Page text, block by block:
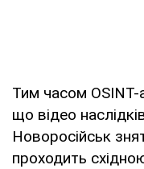
Тим часом OSINT-
що відео
Новоросійськ
проходить